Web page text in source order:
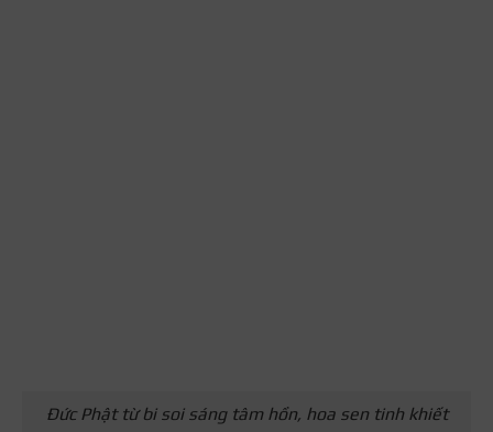
Đức Phật từ bi soi sáng tâm hồn, hoa sen tinh khiết